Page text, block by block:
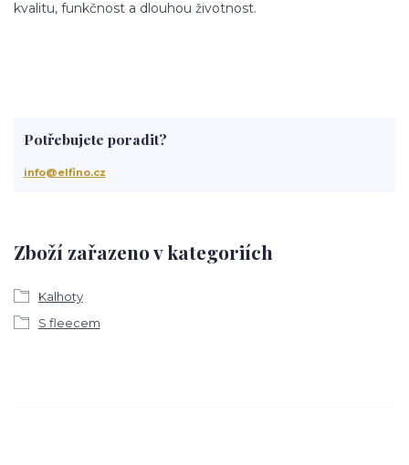
kvalitu, funkčnost a dlouhou životnost.
Zboží zařazeno v kategoriích
Kalhoty
S fleecem
Potřebujete poradit?
info@elfino.cz